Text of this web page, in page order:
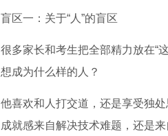
盲区一：关于“人”的盲区
很多家长和考生把全部精力放在“
想成为什么样的人？
他喜欢和人打交道，还是享受独
成就感来自解决技术难题，还是